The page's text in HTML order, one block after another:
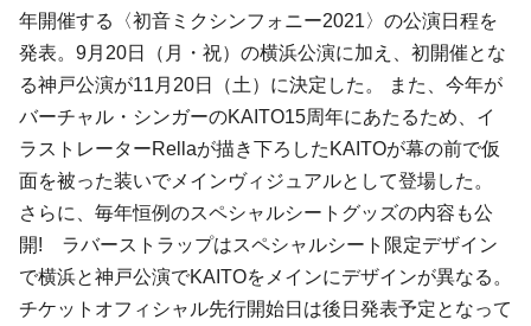
年開催する〈初音ミクシンフォニー2021〉の公演日程を
発表。9月20日（月・祝）の横浜公演に加え、初開催とな
る神戸公演が11月20日（土）に決定した。 また、今年が
バーチャル・シンガーのKAITO15周年にあたるため、イ
ラストレーターRellaが描き下ろしたKAITOが幕の前で仮
面を被った装いでメインヴィジュアルとして登場した。
さらに、毎年恒例のスペシャルシートグッズの内容も公
開! ラバーストラップはスペシャルシート限定デザイン
で横浜と神戸公演でKAITOをメインにデザインが異なる。
チケットオフィシャル先行開始日は後日発表予定となって